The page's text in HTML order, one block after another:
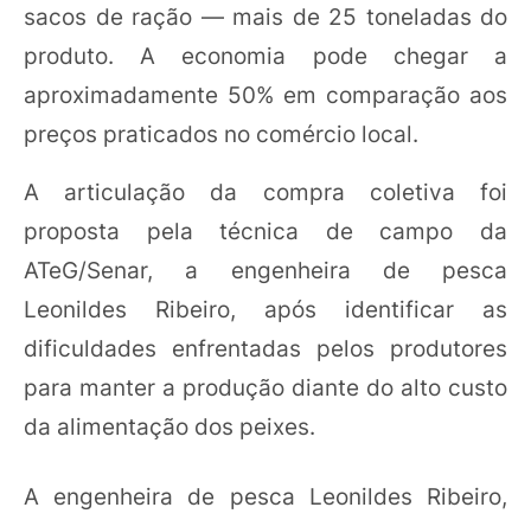
sacos de ração — mais de 25 toneladas do
produto. A economia pode chegar a
aproximadamente 50% em comparação aos
preços praticados no comércio local.
A articulação da compra coletiva foi
proposta pela técnica de campo da
ATeG/Senar, a engenheira de pesca
Leonildes Ribeiro, após identificar as
dificuldades enfrentadas pelos produtores
para manter a produção diante do alto custo
da alimentação dos peixes.
A engenheira de pesca Leonildes Ribeiro,